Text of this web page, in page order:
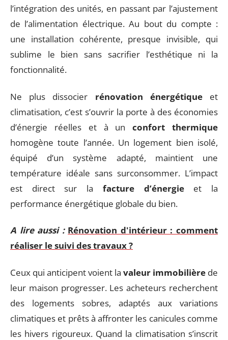
l’intégration des unités, en passant par l’ajustement
de l’alimentation électrique. Au bout du compte :
une installation cohérente, presque invisible, qui
sublime le bien sans sacrifier l’esthétique ni la
fonctionnalité.
Ne plus dissocier rénovation énergétiqueet
climatisation, c’est s’ouvrir la porte à des économies
d’énergie réelles et à unconfort thermique
homogène toute l’année. Un logement bien isolé,
équipé d’un système adapté, maintient une
température idéale sans surconsommer. L’impact
est direct sur la facture d’énergieet la
performance énergétique globale du bien.
A lire aussi : Rénovation d'intérieur : comment
réaliser le suivi des travaux ?
Ceux qui anticipent voient la valeur immobilière de
leur maison progresser. Les acheteurs recherchent
des logements sobres, adaptés aux variations
climatiques et prêts à affronter les canicules comme
les hivers rigoureux. Quand la climatisation s’inscrit